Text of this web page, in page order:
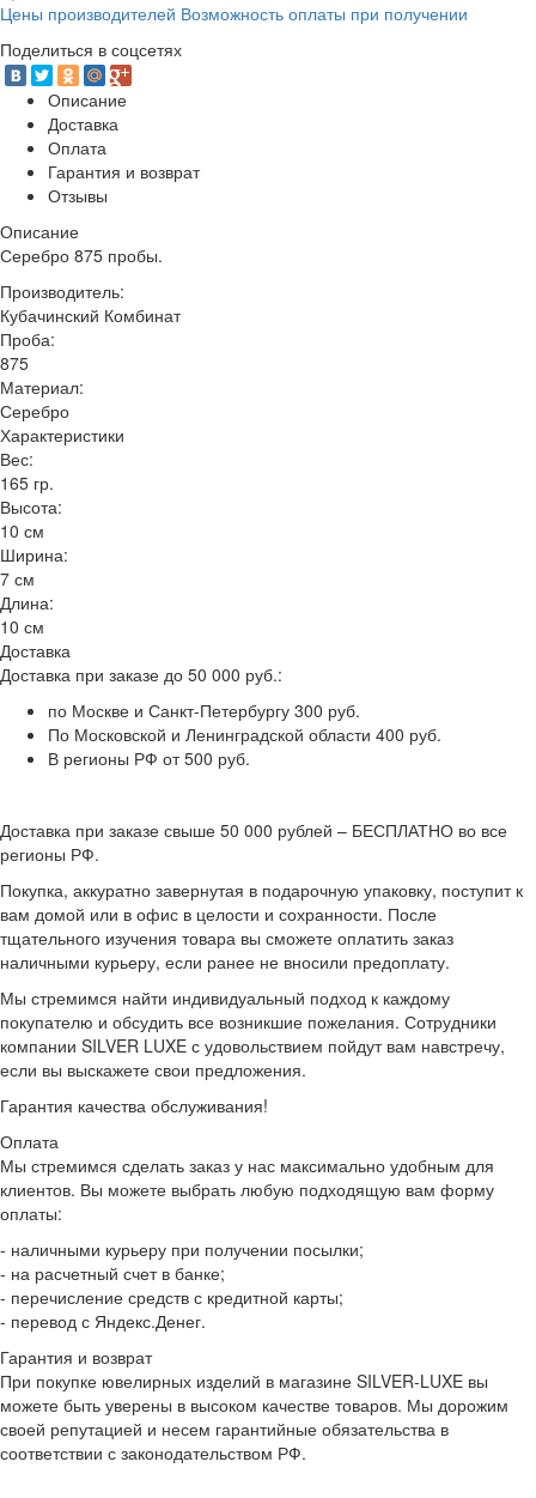
Цены производителей Возможность оплаты при получении
Поделиться в соцсетях
Описание
Доставка
Оплата
Гарантия и возврат
Отзывы
Описание
Серебро 875 пробы.
Производитель:
Кубачинский Комбинат
Проба:
875
Материал:
Серебро
Характеристики
Вес:
165 гр.
Высота:
10 см
Ширина:
7 см
Длина:
10 см
Доставка
Доставка при заказе до 50 000 руб.:
по Москве и Санкт-Петербургу 300 руб.
По Московской и Ленинградской области 400 руб.
В регионы РФ от 500 руб.
Доставка при заказе свыше 50 000 рублей – БЕСПЛАТНО во все
регионы РФ.
Покупка, аккуратно завернутая в подарочную упаковку, поступит к
вам домой или в офис в целости и сохранности. После
тщательного изучения товара вы сможете оплатить заказ
наличными курьеру, если ранее не вносили предоплату.
Мы стремимся найти индивидуальный подход к каждому
покупателю и обсудить все возникшие пожелания. Сотрудники
компании SILVER LUXE с удовольствием пойдут вам навстречу,
если вы выскажете свои предложения.
Гарантия качества обслуживания!
Оплата
Мы стремимся сделать заказ у нас максимально удобным для
клиентов. Вы можете выбрать любую подходящую вам форму
оплаты:
- наличными курьеру при получении посылки;
- на расчетный счет в банке;
- перечисление средств с кредитной карты;
- перевод с Яндекс.Денег.
Гарантия и возврат
При покупке ювелирных изделий в магазине SILVER-LUXE вы
можете быть уверены в высоком качестве товаров. Мы дорожим
своей репутацией и несем гарантийные обязательства в
соответствии с законодательством РФ.